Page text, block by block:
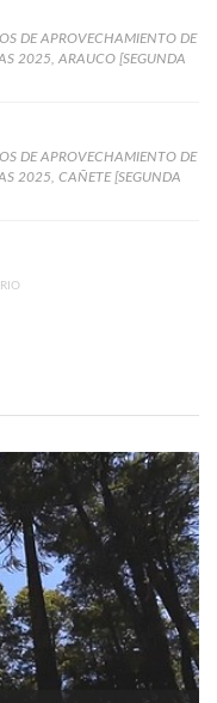
DE APROVECHAMIENTO DE
2025, ARAUCO [SEGUNDA
DE APROVECHAMIENTO DE
2025, CAÑETE [SEGUNDA